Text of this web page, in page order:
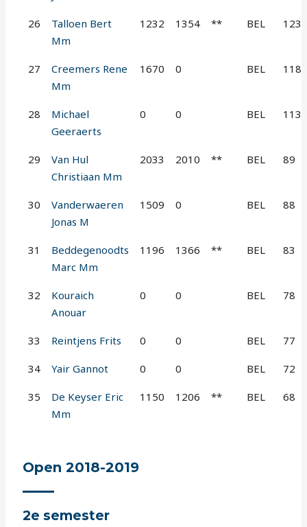
26
Talloen Bert
Mm
1232 1354 ** BEL 123
27
Creemers Rene
Mm
1670 0 BEL 118
28
Michael
Geeraerts
0 0 BEL 113
29
Van Hul
Christiaan Mm
2033 2010 ** BEL 89
30
Vanderwaeren
Jonas M
1509 0 BEL 88
31
Beddegenoodts
Marc Mm
1196 1366 ** BEL 83
32
Kouraich
Anouar
0 0 BEL 78
33 Reintjens Frits 0 0 BEL 77
34 Yair Gannot 0 0 BEL 72
35
De Keyser Eric
Mm
1150 1206 ** BEL 68
Open 2018-2019
2e semester